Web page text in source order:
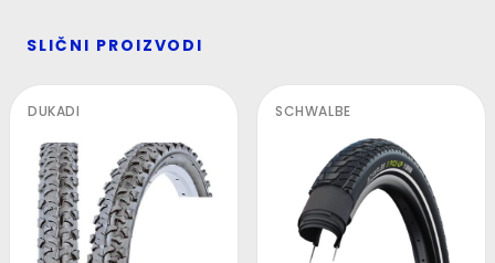
SLIČNI PROIZVODI
DUKADI SCHWALBE